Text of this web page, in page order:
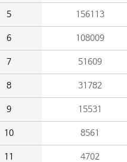
5 156113
6 108009
7 51609
8 31782
9 15531
10 8561
11 4702